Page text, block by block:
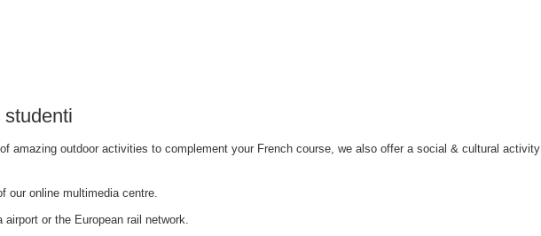
studenti
amazing outdoor activities to complement your French course, we also offer a social & cultural activity
our online multimedia centre.
or the European rail network.